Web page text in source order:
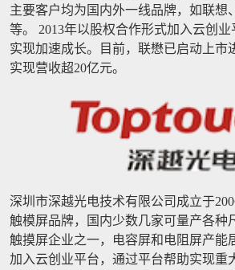
主要客户均为国内外一线品牌，如联想
等。 2013年以股权合作形式加入云创
实现加速成长。目前，联懋已启动上市
实现营收超20亿元。
深圳市深越光电技术有限公司成立于
触模屏品牌，国内少数几家可量产各种
触摸屏企业之一，电容屏和电阻屏产能
加入云创业平台，通过平台帮助实现重